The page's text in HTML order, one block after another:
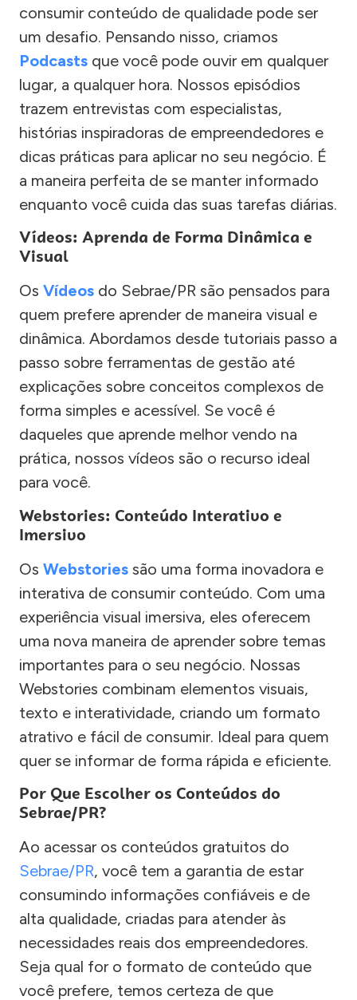
consumir conteúdo de qualidade pode ser
um desafio. Pensando nisso, criamos
Podcasts que você pode ouvir em qualquer
lugar, a qualquer hora. Nossos episódios
trazem entrevistas com especialistas,
histórias inspiradoras de empreendedores e
dicas práticas para aplicar no seu negócio. É
a maneira perfeita de se manter informado
enquanto você cuida das suas tarefas diárias.
Vídeos: Aprenda de Forma Dinâmica e
Visual
Os Vídeos do Sebrae/PR são pensados para
quem prefere aprender de maneira visual e
dinâmica. Abordamos desde tutoriais passo a
passo sobre ferramentas de gestão até
explicações sobre conceitos complexos de
forma simples e acessível. Se você é
daqueles que aprende melhor vendo na
prática, nossos vídeos são o recurso ideal
para você.
Webstories: Conteúdo Interativo e
Imersivo
Os Webstories são uma forma inovadora e
interativa de consumir conteúdo. Com uma
experiência visual imersiva, eles oferecem
uma nova maneira de aprender sobre temas
importantes para o seu negócio. Nossas
Webstories combinam elementos visuais,
texto e interatividade, criando um formato
atrativo e fácil de consumir. Ideal para quem
quer se informar de forma rápida e eficiente.
Por Que Escolher os Conteúdos do
Sebrae/PR?
Ao acessar os conteúdos gratuitos do
Sebrae/PR, você tem a garantia de estar
consumindo informações confiáveis e de
alta qualidade, criadas para atender às
necessidades reais dos empreendedores.
Seja qual for o formato de conteúdo que
você prefere, temos certeza de que